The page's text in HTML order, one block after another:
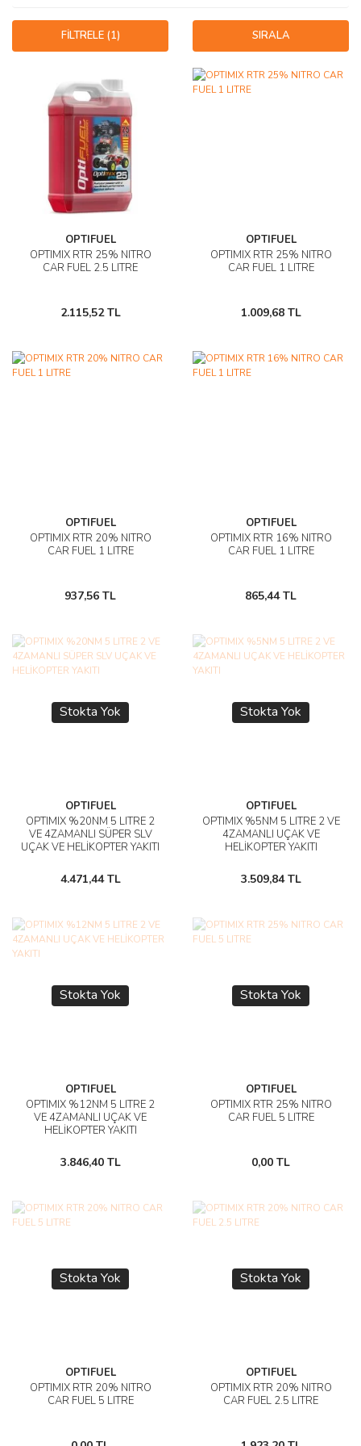
FİLTRELE (1) SIRALA
OPTIFUEL
OPTIMIX RTR 25% NITRO
CAR FUEL 2.5 LITRE
2.115,52 TL
OPTIFUEL
OPTIMIX RTR 25% NITRO
CAR FUEL 1 LITRE
1.009,68 TL
OPTIFUEL
OPTIMIX RTR 20% NITRO
CAR FUEL 1 LITRE
937,56 TL
OPTIFUEL
OPTIMIX RTR 16% NITRO
CAR FUEL 1 LITRE
865,44 TL
Stokta Yok
OPTIFUEL
OPTIMIX %20NM 5 LITRE 2
VE 4ZAMANLI SÜPER SLV
UÇAK VE HELİKOPTER YAKITI
4.471,44 TL
Stokta Yok
OPTIFUEL
OPTIMIX %5NM 5 LITRE 2 VE
4ZAMANLI UÇAK VE
HELİKOPTER YAKITI
3.509,84 TL
Stokta Yok
OPTIFUEL
OPTIMIX %12NM 5 LITRE 2
VE 4ZAMANLI UÇAK VE
HELİKOPTER YAKITI
3.846,40 TL
Stokta Yok
OPTIFUEL
OPTIMIX RTR 25% NITRO
CAR FUEL 5 LITRE
0,00 TL
Stokta Yok
OPTIFUEL
OPTIMIX RTR 20% NITRO
CAR FUEL 5 LITRE
Stokta Yok
OPTIFUEL
OPTIMIX RTR 20% NITRO
CAR FUEL 2.5 LITRE
AĞAÇ ve ÇALILAR
ELEKTRONİK EKİPMAN ve YEDEK
PARÇALAR
TEKNİK KİTAP ve KATALOGLAR